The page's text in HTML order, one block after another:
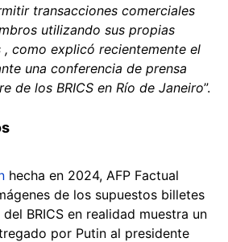
transacciones comerciales
utilizando sus propias
, como explicó recientemente el
una conferencia de prensa
de los BRICS en Río de Janeiro”.
hecha en 2024, AFP Factual
de los supuestos billetes
BRICS en realidad muestra un
por Putin al presidente